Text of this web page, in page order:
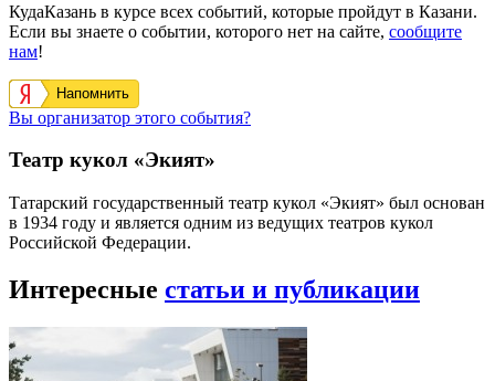
КудаКазань в курсе всех событий, которые пройдут в Казани.
Если вы знаете о событии, которого нет на сайте, сообщите
нам!
Напомнить
Вы организатор этого события?
Театр кукол «Экият»
Татарский государственный театр кукол «Экият» был основан
в 1934 году и является одним из ведущих театров кукол
Российской Федерации.
Интересные статьи и публикации